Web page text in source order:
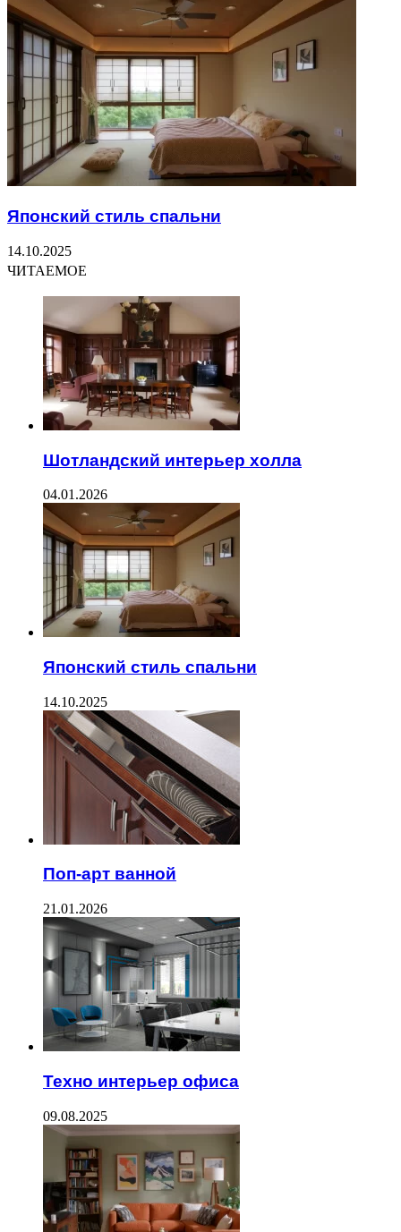
Японский стиль спальни
14.10.2025
ЧИТАЕМОЕ
Шотландский интерьер холла
04.01.2026
Японский стиль спальни
14.10.2025
Поп-арт ванной
21.01.2026
Техно интерьер офиса
09.08.2025